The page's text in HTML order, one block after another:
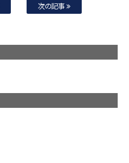
次の記事